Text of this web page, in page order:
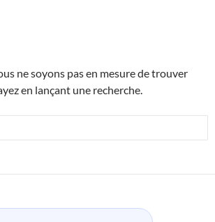
ne soyons pas en mesure de trouver
en lançant une recherche.